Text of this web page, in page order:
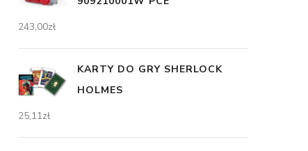
243,00zł
KARTY DO GRY SHERLOCK
HOLMES
25,11zł